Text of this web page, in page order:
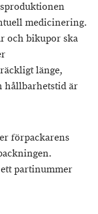
medicinering.
och bikupor ska
länge,
hållbarhetstid är
förpackarens
partinummer